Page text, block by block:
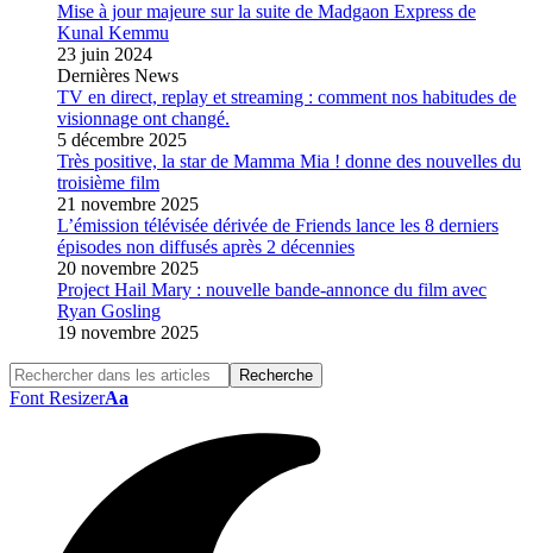
Mise à jour majeure sur la suite de Madgaon Express de
Kunal Kemmu
23 juin 2024
Dernières News
TV en direct, replay et streaming : comment nos habitudes de
visionnage ont changé.
5 décembre 2025
Très positive, la star de Mamma Mia ! donne des nouvelles du
troisième film
21 novembre 2025
L’émission télévisée dérivée de Friends lance les 8 derniers
épisodes non diffusés après 2 décennies
20 novembre 2025
Project Hail Mary : nouvelle bande-annonce du film avec
Ryan Gosling
19 novembre 2025
Font ResizerAa